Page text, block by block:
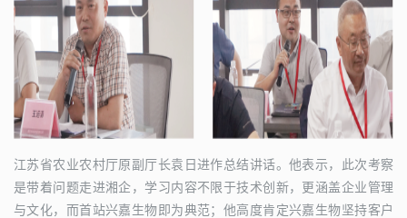
江苏省农业农村厅原副厅长袁日进作总结讲话。他表示，此次考察
是带着问题走进湘企，学习内容不限于技术创新，更涵盖企业管理
与文化，而首站兴嘉生物即为典范；他高度肯定兴嘉生物坚持客户